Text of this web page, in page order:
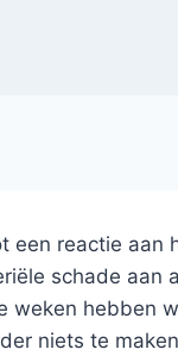
reactie aan
schade aan
weken hebben
niets te